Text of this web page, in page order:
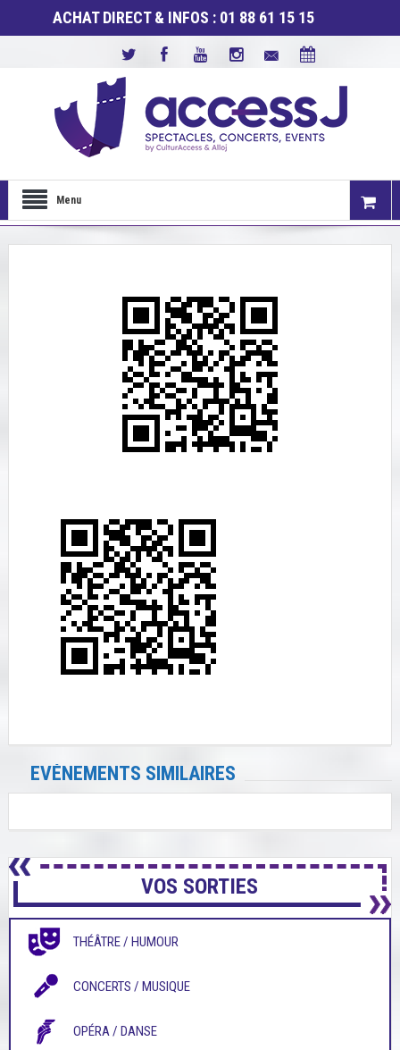
ACHAT DIRECT & INFOS : 01 88 61 15 15
Menu
EVÉNEMENTS SIMILAIRES
VOS SORTIES
THÉÂTRE / HUMOUR
CONCERTS / MUSIQUE
OPÉRA / DANSE